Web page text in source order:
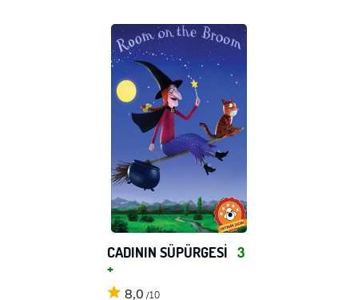
CADININ SÜPÜRGESİ 3
+
8,0 /10